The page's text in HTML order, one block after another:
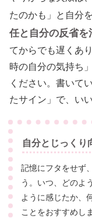
たのかも」と自分
任と自分の反省を
てからでも遅くあ
時の自分の気持ち
ください。書いて
たサイン」で、い
自分とじっくり
記憶にフタをせず
う。いつ、どのよ
ように感じたか、
ことをおすすめし